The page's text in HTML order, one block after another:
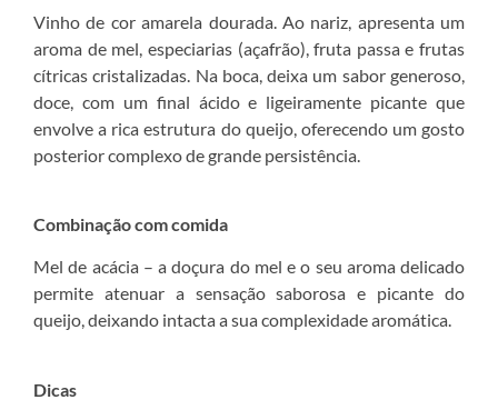
Vinho de cor amarela dourada. Ao nariz, apresenta um
aroma de mel, especiarias (açafrão), fruta passa e frutas
cítricas cristalizadas. Na boca, deixa um sabor generoso,
doce, com um final ácido e ligeiramente picante que
envolve a rica estrutura do queijo, oferecendo um gosto
posterior complexo de grande persistência.
Combinação com comida
Mel de acácia – a doçura do mel e o seu aroma delicado
permite atenuar a sensação saborosa e picante do
queijo, deixando intacta a sua complexidade aromática.
Dicas